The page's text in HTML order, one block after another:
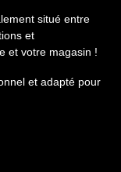
situé entre
et
et votre magasin !
et adapté pour